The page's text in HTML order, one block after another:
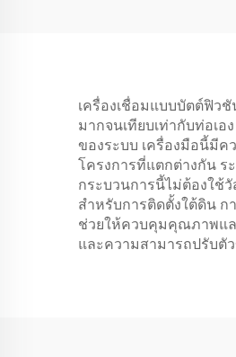
เครื่องเชื่อมแบบบัตต์ฟิว
มากจนเทียบเท่ากับท่อเ
ของระบบ เครื่องมือนี้มี
โครงการที่แตกต่างกัน
กระบวนการนี้ไม่ต้องใช้
สำหรับการติดตั้งใต้ดิน ก
ช่วยให้ควบคุมคุณภาพแล
และความสามารถปรับตั